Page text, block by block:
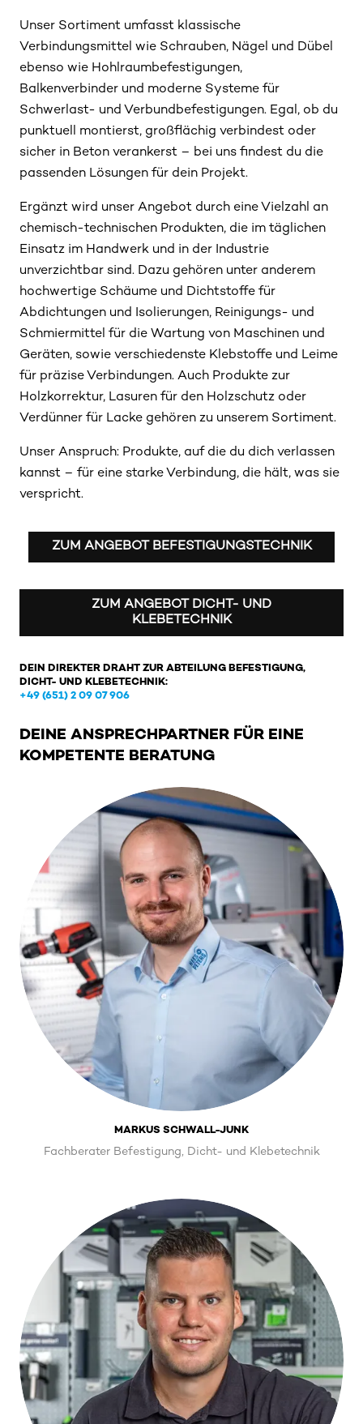
Unser Sortiment umfasst klassische
Verbindungsmittel wie Schrauben, Nägel und Dübel
ebenso wie Hohlraumbefestigungen,
Balkenverbinder und moderne Systeme für
Schwerlast- und Verbundbefestigungen. Egal, ob du
punktuell montierst, großflächig verbindest oder
sicher in Beton verankerst – bei uns findest du die
passenden Lösungen für dein Projekt.
Ergänzt wird unser Angebot durch eine Vielzahl an
chemisch-technischen Produkten, die im täglichen
Einsatz im Handwerk und in der Industrie
unverzichtbar sind. Dazu gehören unter anderem
hochwertige Schäume und Dichtstoffe für
Abdichtungen und Isolierungen, Reinigungs- und
Schmiermittel für die Wartung von Maschinen und
Geräten, sowie verschiedenste Klebstoffe und Leime
für präzise Verbindungen. Auch Produkte zur
Holzkorrektur, Lasuren für den Holzschutz oder
Verdünner für Lacke gehören zu unserem Sortiment.
Unser Anspruch: Produkte, auf die du dich verlassen
kannst – für eine starke Verbindung, die hält, was sie
verspricht.
ZUM ANGEBOT BEFESTIGUNGSTECHNIK
ZUM ANGEBOT DICHT- UND
KLEBETECHNIK
DEIN DIREKTER DRAHT ZUR ABTEILUNG BEFESTIGUNG,
DICHT- UND KLEBETECHNIK:
+49 (651) 2 09 07 906
DEINE ANSPRECHPARTNER FÜR EINE
KOMPETENTE BERATUNG
MARKUS SCHWALL-JUNK
Fachberater Befestigung, Dicht- und Klebetechnik